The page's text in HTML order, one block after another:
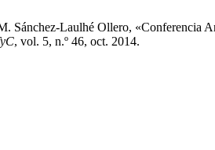
Sánchez-Laulhé Ollero, «Conferencia
, vol. 5, n.º 46, oct. 2014.